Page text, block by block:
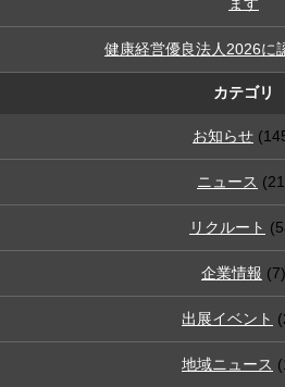
健康経営優良法人2026に
カテゴリ
お知らせ
ニュース
リクルート
企業情報 (7)
出展イベント
地域ニュース